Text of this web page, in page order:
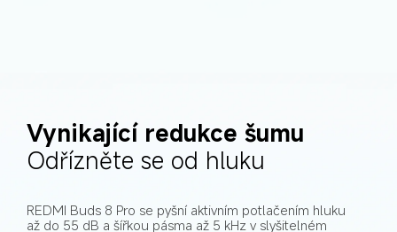
Vynikající redukce šumu
Odřízněte se od hluku
REDMI Buds 8 Pro se pyšní aktivním potlačením hluku
až do 55 dB a šířkou pásma až 5 kHz v slyšitelném